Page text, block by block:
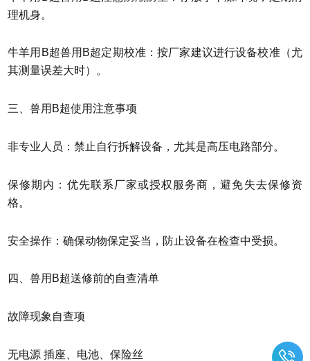
理机身。
牛羊用B超兽用B超定期校准：按厂家建议进行设备校准（尤
其测量误差大时）。
三、兽用B超使用注意事项
非专业人员：禁止自行拆解设备，尤其是高压电路部分。
保修期内：优先联系厂家或授权服务商，避免失去保修资
格。
安全操作：确保动物保定妥当，防止设备在检查中受损。
四、兽用B超送修前的自查清单
故障现象自查项
无电源 插座、电池、保险丝